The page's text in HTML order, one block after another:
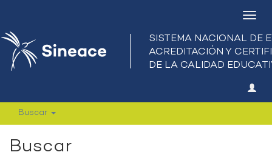
Buscar
Buscar